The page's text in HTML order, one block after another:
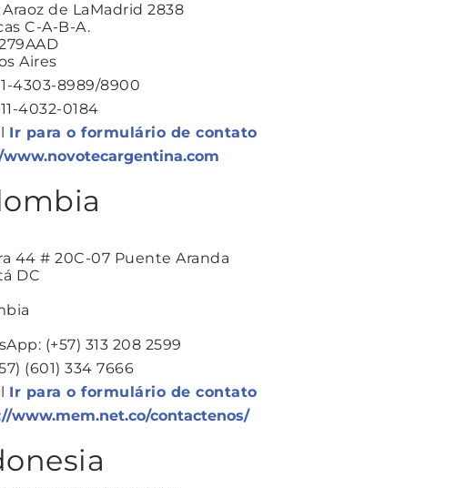
Araoz de LaMadrid 2838
C-A-B-A.
Aires
4303-8989/8900
4032-0184
Ir para o formulário de contato
44 # 20C-07 Puente Aranda
DC
(+57) 313 208 2599
(601) 334 7666
Ir para o formulário de contato
www.mem.net.co/contactenos/